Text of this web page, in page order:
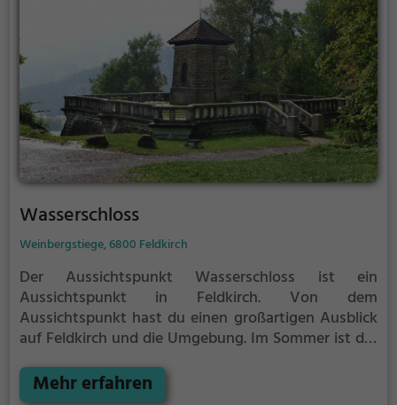
Wasserschloss
Weinbergstiege, 6800 Feldkirch
Der Aussichtspunkt Wasserschloss ist ein
Aussichtspunkt in Feldkirch. Von dem
Aussichtspunkt hast du einen großartigen Ausblick
auf Feldkirch und die Umgebung. Im Sommer ist der
Ausflugsziel für Familienausflüge, Wanderungen
oder zum Picknicken und lockt an warmen und
Mehr erfahren